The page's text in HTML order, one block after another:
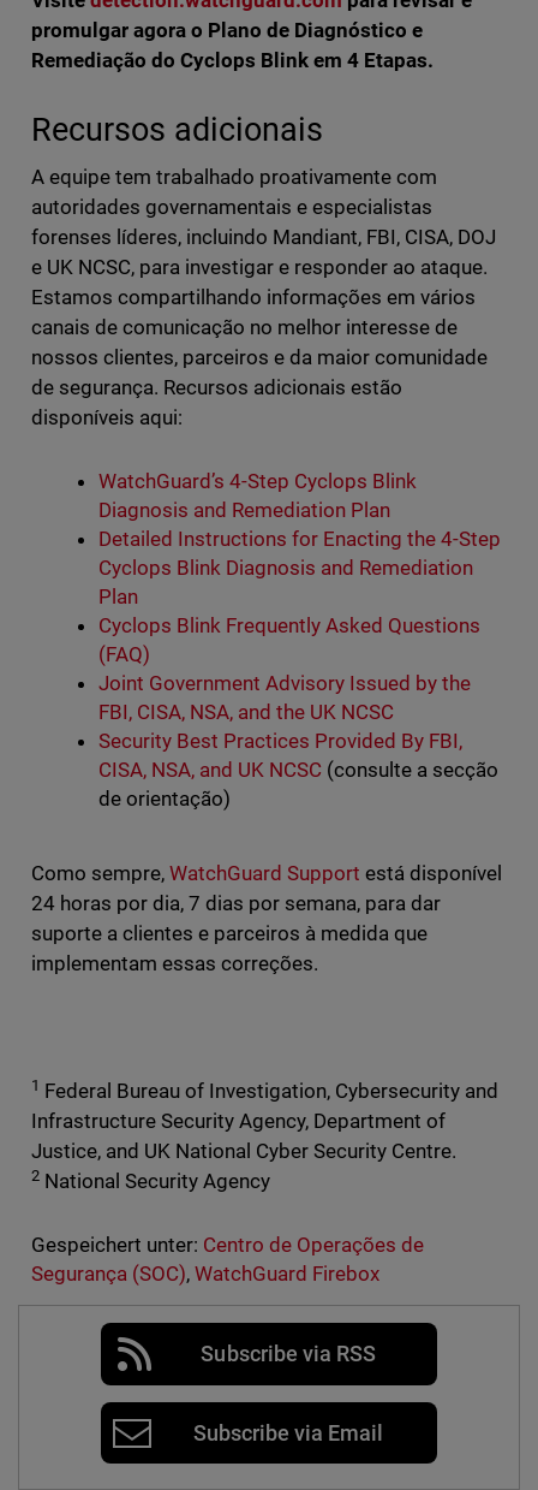
promulgar agora o Plano de Diagnóstico e
Remediação do Cyclops Blink em 4 Etapas.
Recursos adicionais
A equipe tem trabalhado proativamente com
autoridades governamentais e especialistas
forenses líderes, incluindo Mandiant, FBI, CISA, DOJ
e UK NCSC, para investigar e responder ao ataque.
Estamos compartilhando informações em vários
canais de comunicação no melhor interesse de
nossos clientes, parceiros e da maior comunidade
de segurança. Recursos adicionais estão
disponíveis aqui:
WatchGuard’s 4-Step Cyclops Blink
Diagnosis and Remediation Plan
Detailed Instructions for Enacting the 4-Step
Cyclops Blink Diagnosis and Remediation
Plan
Cyclops Blink Frequently Asked Questions
(FAQ)
Joint Government Advisory Issued by the
FBI, CISA, NSA, and the UK NCSC
Security Best Practices Provided By FBI,
CISA, NSA, and UK NCSC (consulte a secção
de orientação)
Como sempre, WatchGuard Support está disponível
24 horas por dia, 7 dias por semana, para dar
suporte a clientes e parceiros à medida que
implementam essas correções.
1 Federal Bureau of Investigation, Cybersecurity and
Infrastructure Security Agency, Department of
Justice, and UK National Cyber Security Centre.
2National Security Agency
Gespeichert unter: Centro de Operações de
Segurança (SOC), WatchGuard Firebox
Subscribe via RSS
Subscribe via Email